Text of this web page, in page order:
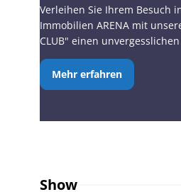
Verleihen Sie Ihrem Besuch
Immobilien ARENA mit
CLUB" einen
Mehr erfahren
Show